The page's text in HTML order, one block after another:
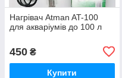
Нагрівач Atman AT-100
для акваріумів до 100 л
450 ₴
Купити